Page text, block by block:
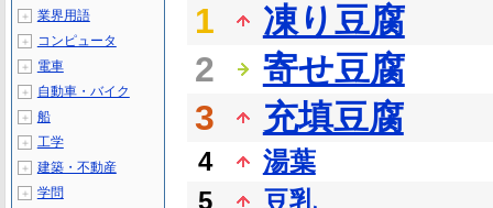
1
凍り豆腐
2
寄せ豆腐
3
充填豆腐
4
湯葉
5
豆乳
＋ 業界用語
＋ コンピュータ
＋ 電車
＋ 自動車・バイク
＋ 船
＋ 工学
＋ 建築・不動産
＋ 学問